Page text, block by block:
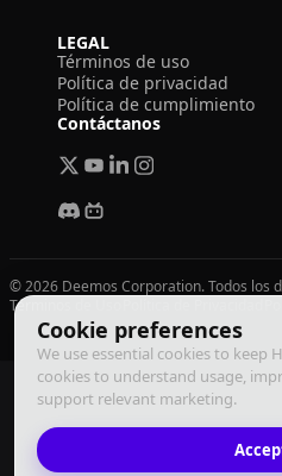
Cookie preferences
We use essential cookies to keep
cookies to understand usage,
support relevant marketing.
LEGAL
Términos de uso
Política de privacidad
Política de cumplimiento
Contáctanos
© 2026 Deemos Corporation. Todos los
Términos de Uso